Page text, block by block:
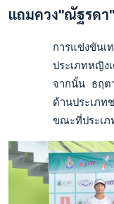
แถมควง"ณัฐรดา
การแข่งขันเ
ประเภทหญิง
จากนั้น ธฤต
ด้านประเภท
ขณะที่ประเภ